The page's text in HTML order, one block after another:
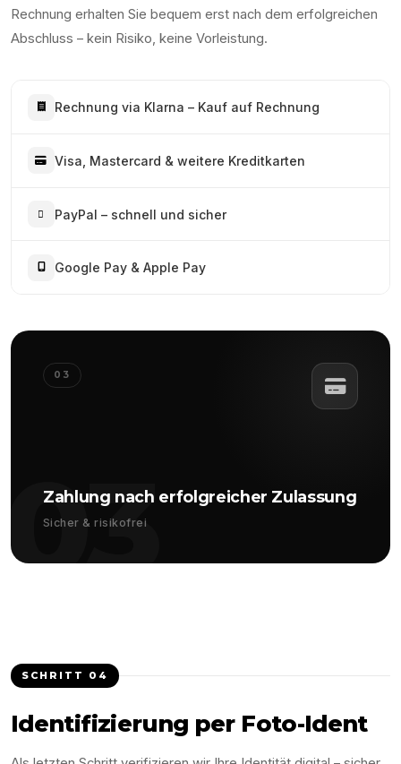
Rechnung erhalten Sie bequem erst nach dem erfolgreichen
Abschluss – kein Risiko, keine Vorleistung.
Rechnung via Klarna – Kauf auf Rechnung
Visa, Mastercard & weitere Kreditkarten
PayPal – schnell und sicher
Google Pay & Apple Pay
03
03
Zahlung nach erfolgreicher Zulassung
Sicher & risikofrei
SCHRITT 04
Identifizierung per Foto-Ident